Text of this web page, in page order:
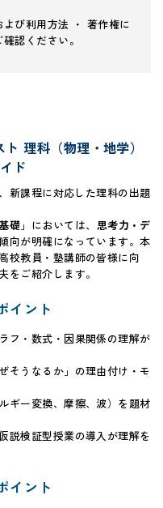
び利用方法 ・ 著作権に
確認ください。
理科（物理・地学）
ド
新課程に対応した理科の出題
礎 」においては、 思考力・デ
向が明確になっています。本
校教員・塾講師の皆様に向
をご紹介します。
イント
フ・数式・因果関係の理解が
そうなるか」の理由付け・モ
ギー変換、摩擦、波）を題材
説検証型授業の導入が理解を
イント